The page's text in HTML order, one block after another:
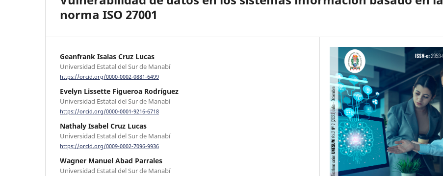
norma ISO 27001
Geanfrank Isaias Cruz Lucas
Universidad Estatal del Sur de Manabí
https://orcid.org/0000-0002-0881-6499
Evelyn Lissette Figueroa Rodríguez
Universidad Estatal del Sur de Manabí
https://orcid.org/0000-0001-9216-6718
Nathaly Isabel Cruz Lucas
Universidad Estatal del Sur de Manabí
https://orcid.org/0009-0002-7096-9936
Wagner Manuel Abad Parrales
Universidad Estatal del Sur de Manabí